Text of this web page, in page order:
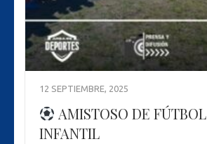
12 SEPTIEMBRE, 2025
AMISTOSO DE FÚTBOL
INFANTIL